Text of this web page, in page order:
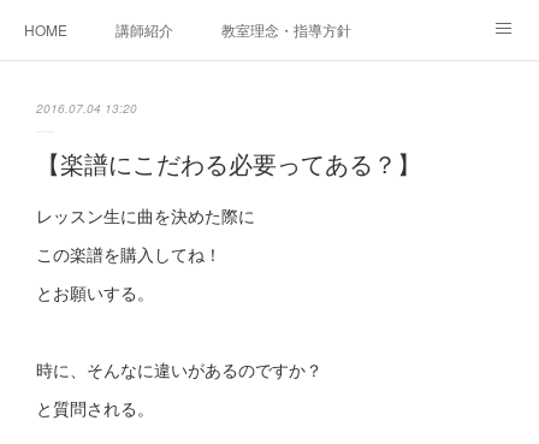
HOME 講師紹介 教室理念・指導方針
ご相談・体験レッスンお申し込み
アクセス
2016.07.04 13:20
【楽譜にこだわる必要ってある？】
レッスン生に曲を決めた際に
この楽譜を購入してね！
とお願いする。
時に、そんなに違いがあるのですか？
と質問される。